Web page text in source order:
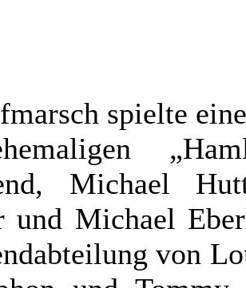
spielte
Michael
und Michael
von